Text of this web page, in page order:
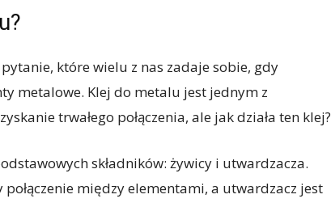
które wielu z nas zadaje sobie, gdy
metalowe. Klej do metalu jest jednym z
trwałego połączenia, ale jak działa ten klej?
składników: żywicy i utwardzacza.
między elementami, a utwardzacz jest